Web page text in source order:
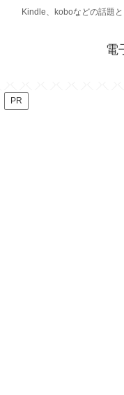
Kindle、koboなどの話題
電
PR